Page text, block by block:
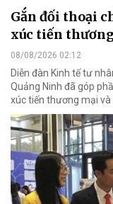
Gắn đối thoại
xúc tiến
08/08/2026 02:12
Diễn đàn Kinh tế tư
Quảng Ninh đã góp
xúc tiến thương mại và